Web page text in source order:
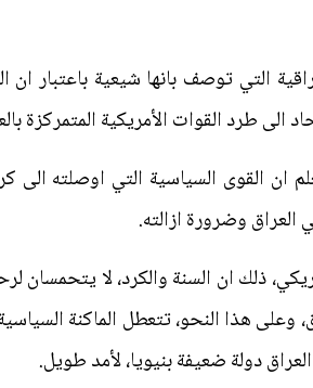
التي توصف بانها شيعية باعتبار ان
طرد القوات الأمريكية المتمركزة
القوى السياسية التي اوصلته الى
وضرورة ازالته.
ذلك ان السنة والكرد، لا يتحمسان
وعلى هذا النحو، تتعطل الماكنة
دولة ضعيفة بنيويا، لأمد طويل.